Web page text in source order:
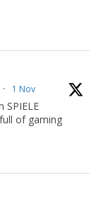
· 1 Nov
SPIELE
of gaming